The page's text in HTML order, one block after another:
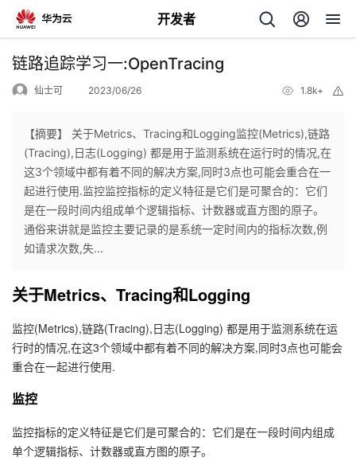
开发者
返
个
人
页
我
开
发
的
我
链路追踪学习一:OpenTracing
仙士可 2023/06/26 1.8k+
【摘要】 关于Metrics、Tracing和Logging监控(Metrics),链路
(Tracing),日志(Logging) 都是用于监测系统在运行时的情况,在
这3个领域中都有着不同的解决方案,同时3点也可能会重合在一
起进行使用.监控监控指标的定义特征是它们是可聚合的：它们
是在一段时间内组成单个逻辑指标、计数器或直方图的原子。
通俗来讲就是监控主要记录的是系统一定时间内的指标次数,例
如请求次数,失...
关于Metrics、Tracing和Logging
监控(Metrics),链路(Tracing),日志(Logging) 都是用于监测系统在运
行时的情况,在这3个领域中都有着不同的解决方案,同时3点也可能会
重合在一起进行使用.
监控
监控指标的定义特征是它们是可聚合的：它们是在一段时间内组成
单个逻辑指标、计数器或直方图的原子。